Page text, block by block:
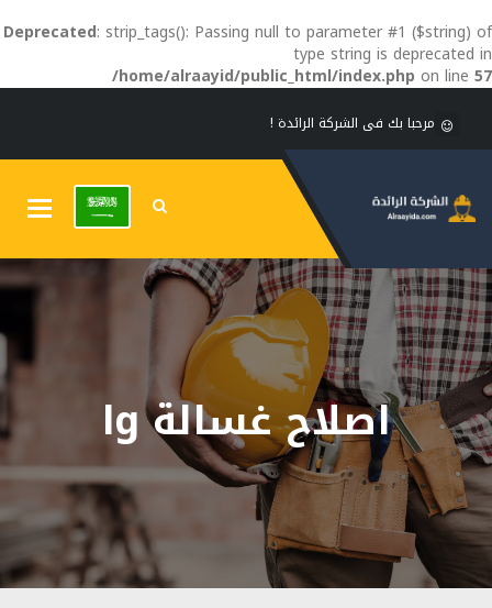
Deprecated: strip_tags(): Passing null to parameter #1 ($string) of
type string is deprecated in
/home/alraayid/public_html/index.php on line 57
مرحبا بك فى الشركة الرائدة !
اصلاح غسالة lg